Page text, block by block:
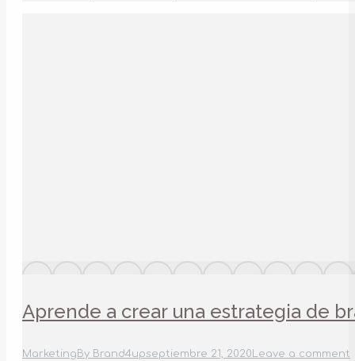
Aprende a crear una estrategia de
Marketing By Brand4upseptiembre 21, 2020 Leave a comment